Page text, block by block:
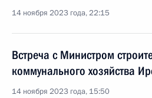
14 ноября 2023 года, 22:15
Встреча с Министром
коммунального хозяйства
14 ноября 2023 года, 15:50